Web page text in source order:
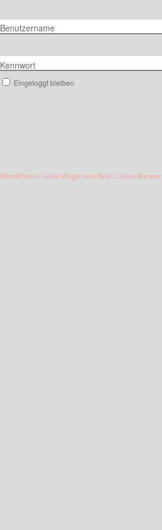
Benutzername
Kennwort
Eingeloggt bleiben
WordPress Cookie Plugin von Real Cookie Banner